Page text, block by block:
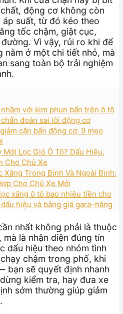
động cơ không còn
áp suất, từ đó kéo theo
tốc chậm, giật cục,
Vì vậy, rủi ro khi để
nằm ở một chi tiết nhỏ, mà
sang toàn bộ trải nghiệm
với kim phun bẩn trên ô tô
đoán sai lỗi động cơ
cặn bẩn động cơ: 9 mẹo
Mới Lọc Gió Ô Tô? Dấu Hiệu,
Cho Chủ Xe
Xăng Trong Bình Và Ngoài Bình:
Cho Chủ Xe Mới
xăng ô tô bao nhiêu tiền cho
hiệu và bảng giá gara–hãng
nhất không phải là thuộc
là nhận diện đúng tín
dấu hiệu theo nhóm tình
chậm trong phố, khi
bạn sẽ quyết định nhanh
kiểm tra, hay đưa xe
sớm thường giúp giảm